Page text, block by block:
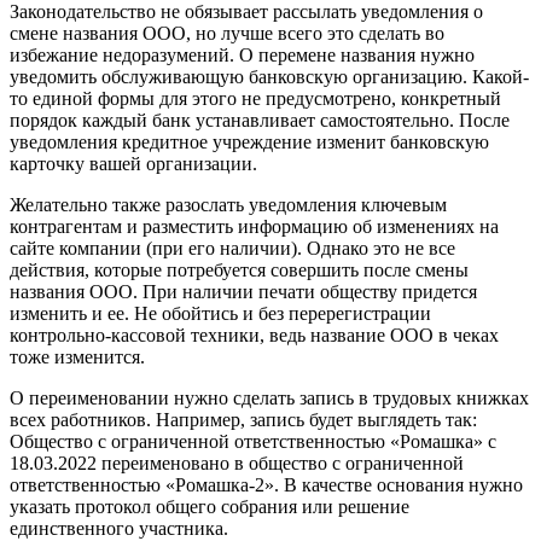
Законодательство не обязывает рассылать уведомления о
смене названия ООО, но лучше всего это сделать во
избежание недоразумений. О перемене названия нужно
уведомить обслуживающую банковскую организацию. Какой-
то единой формы для этого не предусмотрено, конкретный
порядок каждый банк устанавливает самостоятельно. После
уведомления кредитное учреждение изменит банковскую
карточку вашей организации.
Желательно также разослать уведомления ключевым
контрагентам и разместить информацию об изменениях на
сайте компании (при его наличии). Однако это не все
действия, которые потребуется совершить после смены
названия ООО. При наличии печати обществу придется
изменить и ее. Не обойтись и без перерегистрации
контрольно-кассовой техники, ведь название ООО в чеках
тоже изменится.
О переименовании нужно сделать запись в трудовых книжках
всех работников. Например, запись будет выглядеть так:
Общество с ограниченной ответственностью «Ромашка» с
18.03.2022 переименовано в общество с ограниченной
ответственностью «Ромашка-2». В качестве основания нужно
указать протокол общего собрания или решение
единственного участника.